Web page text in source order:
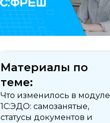
Материалы по
теме:
Что изменилось в модуле
1С:ЭДО: самозанятые,
статусы документов и